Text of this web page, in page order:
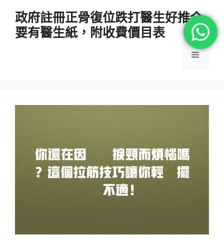
政府註冊正骨復位跌打醫生好推介
要有醫生紙，附收費價目表
選